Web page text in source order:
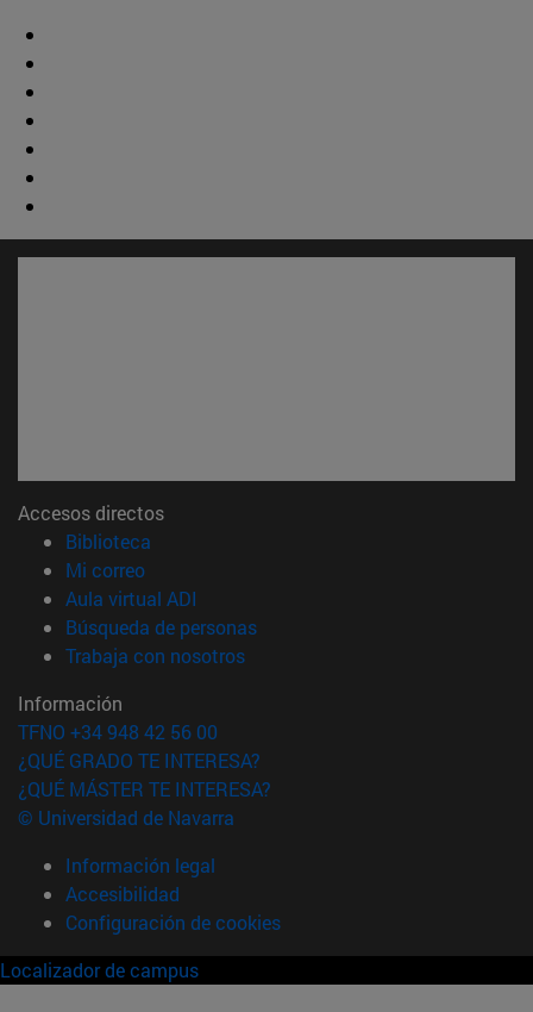
Accesos directos
Biblioteca
Mi correo(abre en nueva ventana)
Aula virtual ADI
Búsqueda de personas(abre en nueva ventana)
Trabaja con nosotros(abre en nueva ventana)
Información
TFNO +34 948 42 56 00
¿QUÉ GRADO TE INTERESA?
¿QUÉ MÁSTER TE INTERESA?
© Universidad de Navarra
Información legal
Accesibilidad
Configuración de cookies
Localizador de campus